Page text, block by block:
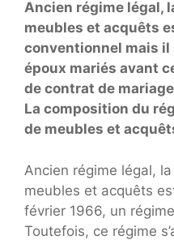
Ancien régime légal,
meubles et acquêts
conventionnel mais il
époux mariés avant
de contrat de
La composition du
de meubles et
Ancien régime légal,
meubles et acquêts
février 1966, un
Toutefois, ce régime